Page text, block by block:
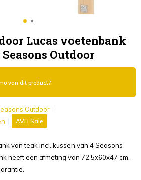
Lucas voetenbank
Outdoor
van dit product?
Outdoor
AVH Sale
van teak incl. kussen van 4 Seasons
heeft een afmeting van 72,5x60x47 cm.